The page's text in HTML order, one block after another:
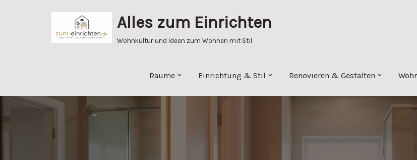
Alles zum Einrichten
Wohnkultur und Ideen zum Wohnen mit Stil
Räume Einrichtung & Stil Renovieren & Gestalten